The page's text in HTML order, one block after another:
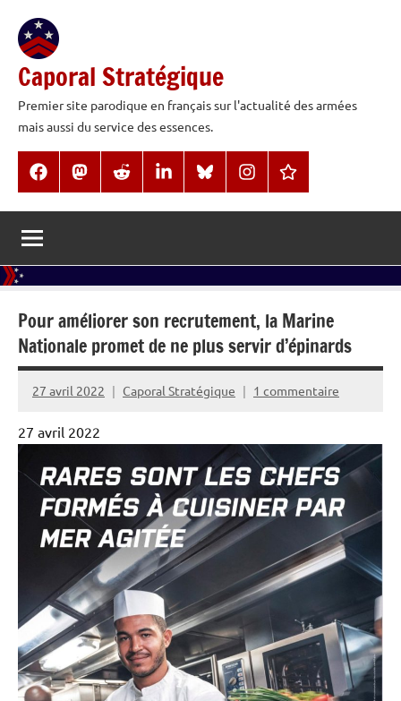
contenu
Caporal Stratégique
Premier site parodique en français sur l'actualité des armées
mais aussi du service des essences.
FacebookMastodonReddit LinkedInBlueSkyInstagramThreads
Pour améliorer son recrutement, la Marine
Nationale promet de ne plus servir d’épinards
27 avril 2022 Caporal Stratégique 1 commentaire
27 avril 2022